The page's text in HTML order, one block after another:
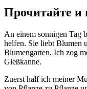
Прочитайте и
An einem sonnigen Tag
helfen. Sie liebt Blumen
Blumengarten. Ich zog
Gießkanne.
Zuerst half ich meiner